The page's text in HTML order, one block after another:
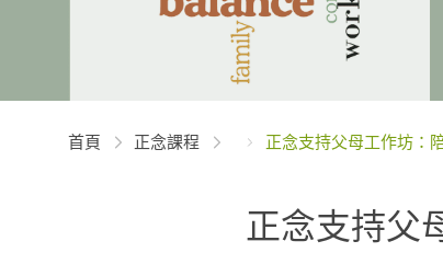
首頁 正念課程 正念支持父母工作坊：
正念支持父